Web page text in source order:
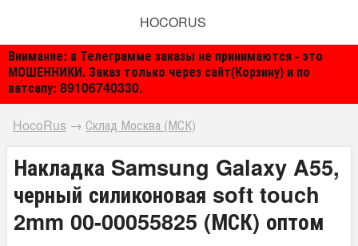
Внимание: в Телеграмме заказы не принимаются - это
МОШЕННИКИ. Заказ только через сайт(Корзину) и по
ватсапу: 89106740330.
HOCORUS
HocoRus → Склад Москва (МСК)
Накладка Samsung Galaxy A55,
черный силиконовая soft touch
2mm 00-00055825 (МСК) оптом